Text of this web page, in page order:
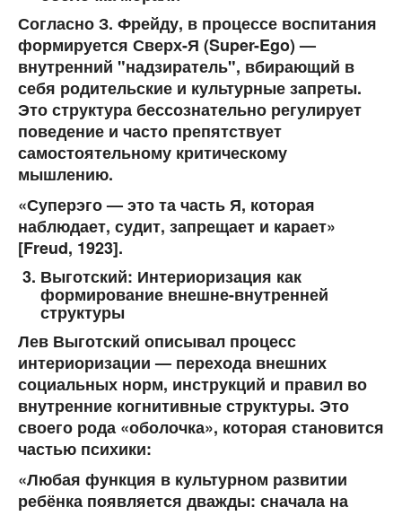
Согласно З. Фрейду, в процессе воспитания
формируется Сверх-Я (Super-Ego)—
внутренний "надзиратель", вбирающий в
себя родительские и культурные запреты.
Это структура бессознательно регулирует
поведение и часто препятствует
самостоятельному критическому
мышлению.
«Суперэго — это та часть Я, которая
наблюдает, судит, запрещает и карает»
[Freud, 1923].
Выготский: Интериоризация как
формирование внешне-внутренней
структуры
Лев Выготский описывал процесс
интериоризации— перехода внешних
социальных норм, инструкций и правил во
внутренние когнитивные структуры. Это
своего рода «оболочка», которая становится
частью психики:
«Любая функция в культурном развитии
ребёнка появляется дважды: сначала на